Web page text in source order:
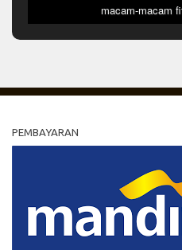
macam-macam
PEMBAYARAN